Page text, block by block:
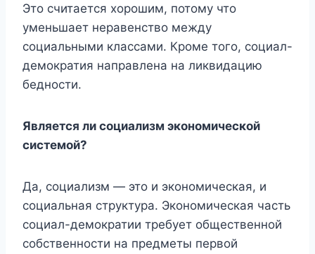
Это считается хорошим, потому что
уменьшает неравенство между
социальными классами. Кроме того, социал-
демократия направлена ​​на ликвидацию
бедности.
Является ли социализм экономической
системой?
Да, социализм — это и экономическая, и
социальная структура. Экономическая часть
социал-демократии требует общественной
собственности на предметы первой